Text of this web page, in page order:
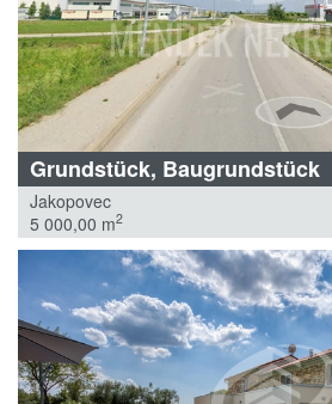
Grundstück, Baugrundstück
Jakopovec
5 000,00 m2